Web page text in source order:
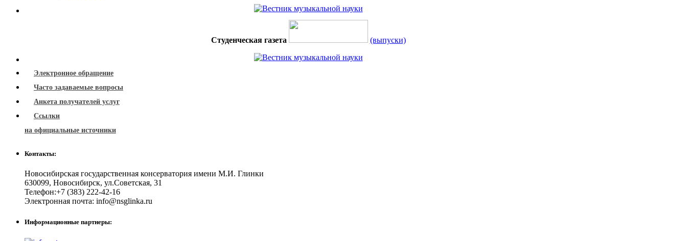
Студенческая газета (выпуски)
Электронное обращение
Часто задаваемые вопросы
Анкета получателей услуг
Ссылки
на официальные источники
Контакты:
Новосибирская государственная консерватория имени М.И. Глинки
630099, Новосибирск, ул.Советская, 31
Телефон:+7 (383) 222-42-16
Электронная почта: info@nsglinka.ru
Информационные партнеры: